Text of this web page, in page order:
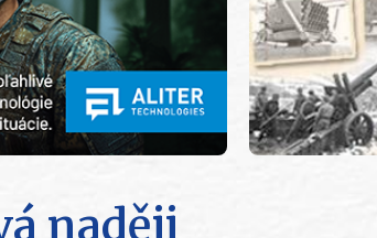
naději